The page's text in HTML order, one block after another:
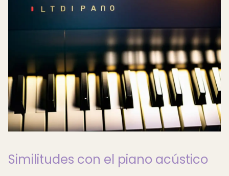
Similitudes con el piano acústico